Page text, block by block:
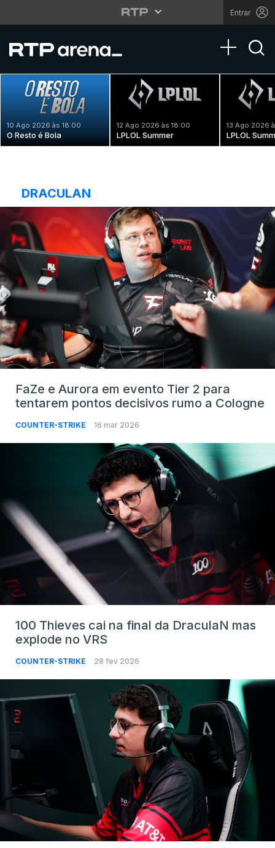
Entrar
Toggle
10 Ago 2026 às 18:00
O Resto é Bola
12 Ago 2026 às 18:00
LPLOL Summer
13 Ago 2026
LPLOL
DRACULAN
FaZe e Aurora em evento Tier 2 para
tentarem pontos decisivos rumo a Cologne
COUNTER-STRIKE 16 mar 2026
100 Thieves cai na final da DraculaN mas
explode no VRS
COUNTER-STRIKE 28 fev 2026